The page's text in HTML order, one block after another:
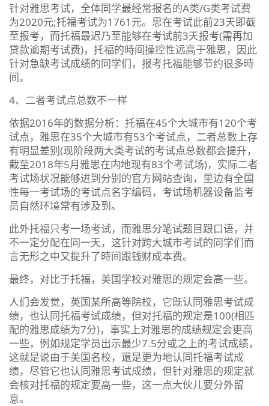
针对雅思考试，全体同学最经常报名的A类/G类考试费
为2020元;托福考试为1761元。思在考试此前23天即截
至报考，而托福最迟乃至能够在考试前3天报考(需再加
贷款逾期考试费)，托福的時间操控性远高于雅思，因此
针对急缺考试成绩的同学们，报考托福能够节约很多時
间。
4、二者考试点总数不一样
依据2016年的数据分析：托福在45个大城市有120个考
试点，雅思在35个大城市有53个考试点，二者总数上存
有明显差别(现阶段两大类考试的考试点总数都会提升，
截至2018年5月雅思在内地现有83个考试场)，实际二者
考试场状况能够进到分别的官方网站查询，里边有全国
性每一考试场的考试点名字编码，考试场机器设备监考
员自然环境常有涉及到。
此外托福只考一场考试，而雅思分笔试题目跟口语，并
不一定分配在同一天，这针对跨大城市考试的同学们而
言无形之中又提升了時间跟钱财成本费。
最终，对比于托福，美国学校对雅思的规定会高一些。
人们会发觉，英国某所高等院校，它既认同雅思考试成
绩，也认同托福考试成绩，但对托福的规定是100(相匹
配的雅思成绩为7分)，事实上对雅思的成绩规定会更高
一些，例如规定学员出示最少7.5分或之上的考试成绩，
这就是说由于美国名校，還是更为地认同托福考试成
绩，尽管它也认同雅思考试成绩，但针对雅思的规定就
会核对托福的规定要高一些，这一点大伙儿要分外留
意。